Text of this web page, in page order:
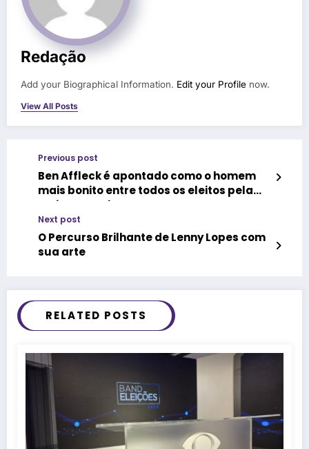
Redação
Add your Biographical Information. Edit your Profile now.
View All Posts
Previous post
Ben Affleck é apontado como o homem
mais bonito entre todos os eleitos pela
revista People
Next post
O Percurso Brilhante de Lenny Lopes com
sua arte
RELATED POSTS